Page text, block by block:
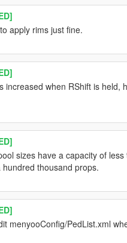
apply rims just fine.
increased when RShift is held,
sizes have a capacity of
thousand props.
menyooConfig/PedList.xml